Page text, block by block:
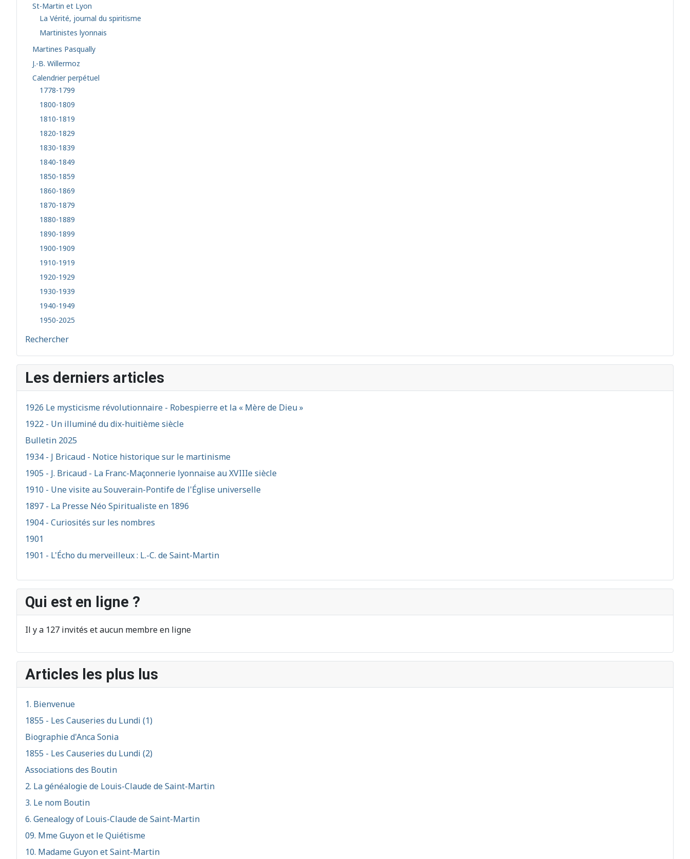
St-Martin et Lyon
La Vérité, journal du spiritisme
Martinistes lyonnais
Martines Pasqually
J.-B. Willermoz
Calendrier perpétuel
1778-1799
1800-1809
1810-1819
1820-1829
1830-1839
1840-1849
1850-1859
1860-1869
1870-1879
1880-1889
1890-1899
1900-1909
1910-1919
1920-1929
1930-1939
1940-1949
1950-2025
Rechercher
Les derniers articles
1926 Le mysticisme révolutionnaire - Robespierre et la « Mère de Dieu »
1922 - Un illuminé du dix-huitième siècle
Bulletin 2025
1934 - J Bricaud - Notice historique sur le martinisme
1905 - J. Bricaud - La Franc-Maçonnerie lyonnaise au XVIIIe siècle
1910 - Une visite au Souverain-Pontife de l'Église universelle
1897 - La Presse Néo Spiritualiste en 1896
1904 - Curiosités sur les nombres
1901
1901 - L'Écho du merveilleux : L.-C. de Saint-Martin
Qui est en ligne ?
Il y a 127 invités et aucun membre en ligne
Articles les plus lus
1. Bienvenue
1855 - Les Causeries du Lundi (1)
Biographie d'Anca Sonia
1855 - Les Causeries du Lundi (2)
Associations des Boutin
2. La généalogie de Louis-Claude de Saint-Martin
3. Le nom Boutin
6. Genealogy of Louis-Claude de Saint-Martin
09. Mme Guyon et le Quiétisme
10. Madame Guyon et Saint-Martin